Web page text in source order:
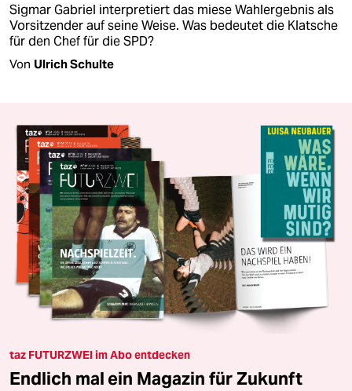
Sigmar Gabriel interpretiert das miese Wahlergebnis als
Vorsitzender auf seine Weise. Was bedeutet die Klatsche
für den Chef für die SPD?​
Von Ulrich Schulte
taz FUTURZWEI im Abo entdecken
Endlich mal ein Magazin für Zukunft